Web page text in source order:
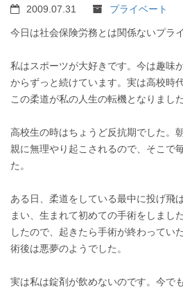
2009.07.31 プライベート
今日は社会保険労務とは関係ないプラ
私はスポーツが大好きです。今は趣味
からずっと続けています。実は高校時
この柔道が私の人生の転機となりました
高校生の時はちょうど反抗期でした。
親に無理やり起こされるので、そこで
た。
ある日、柔道をしている最中に投げ飛
まい、生まれて初めての手術をしまし
したので、起きたら手術が終わってい
術後は悪夢のようでした。
実は私は錠剤が飲めないのです。今で